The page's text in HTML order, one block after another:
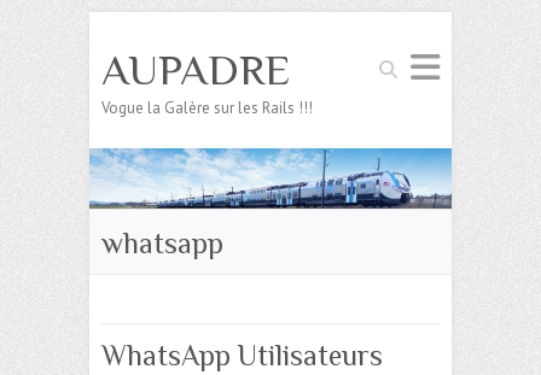
Search
AUPADRE
Vogue la Galère sur les Rails !!!
whatsapp
WhatsApp Utilisateurs